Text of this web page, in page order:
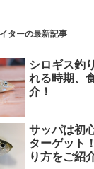
ターの最新記事
シロギス釣
れる時期、
介！
サッパは初
ターゲット
り方をご紹